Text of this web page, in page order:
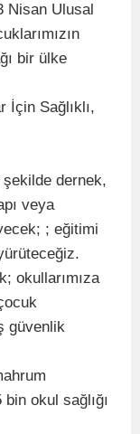
Ulusal
bir ülke
Sağlıklı,
dernek,
veya
; eğitimi
okullarımıza
güvenlik
okul sağlığı